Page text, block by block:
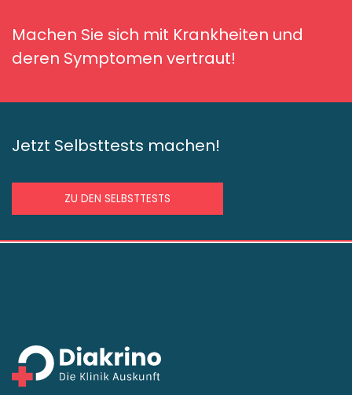
Machen Sie sich mit Krankheiten und
deren Symptomen vertraut!
Jetzt Selbsttests machen!
ZU DEN SELBSTTESTS